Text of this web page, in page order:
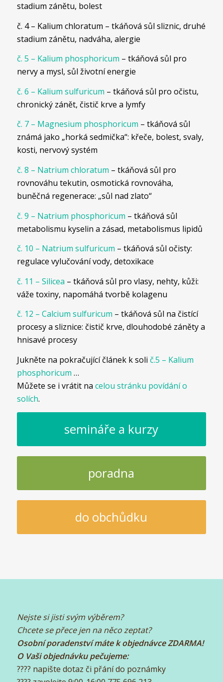
stadium zánětu, bolest
č. 4 – Kalium chloratum – tkáňová sůl sliznic, druhé
stadium zánětu, nadváha, alergie
č. 5 – Kalium phosphoricum – tkáňová sůl pro
nervy a mysl, sůl životní energie
č. 6 – Kalium sulfuricum – tkáňová sůl pro očistu,
chronický zánět, čistič krve a lymfy
č. 7 – Magnesium phosphoricum – tkáňová sůl
známá jako „horká sedmička“: křeče, bolest, svaly,
kosti, nervový systém
č. 8 – Natrium chloratum – tkáňová sůl pro
rovnováhu tekutin, osmotická rovnováha,
buněčná regenerace: „sůl nad zlato“
č. 9 – Natrium phosphoricum – tkáňová sůl
metabolismu kyselin a zásad, metabolismus lipidů
č. 10 – Natrium sulfuricum – tkáňová sůl očisty:
regulace vylučování vody, detoxikace
č. 11 – Silicea – tkáňová sůl pro vlasy, nehty, kůži:
váže toxiny, napomáhá tvorbě kolagenu
č. 12 – Calcium sulfuricum – tkáňová sůl na čistící
procesy a sliznice: čistič krve, dlouhodobé záněty a
hnisavé procesy
Jukněte na pokračující článek k soli č.5 – Kalium
phosphoricum …
Můžete se i vrátit na celou stránku povídání o
solích.
semináře a kurzy
poradna
do obchůdku
Nejste si jisti svým výběrem?
Chcete se přece jen na něco zeptat?
Osobní poradenství máte k objednávce ZDARMA!
O Vaši objednávku pečujeme:
???? napište dotaz či přání do poznámky